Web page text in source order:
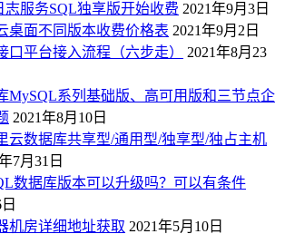
志服务SQL独享版开始收费 2021年9月3日
桌面不同版本收费价格表 2021年9月2日
口平台接入流程（六步走）
2021年8月23
MySQL系列基础版、高可用版和三节点企
2021年8月10日
云数据库共享型/通用型/独享型/独占主机
7月31日
数据库版本可以升级吗？可以有条件
机房详细地址获取 2021年5月10日